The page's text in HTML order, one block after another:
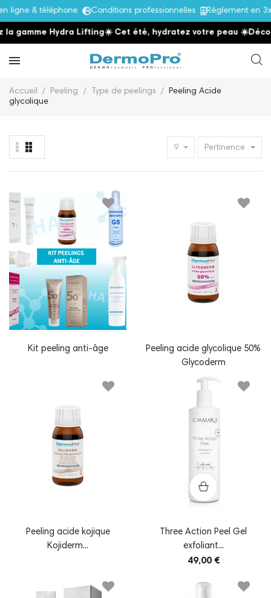
ligne & téléphone Conditions professionnelles Règlement en
gamme Hydra Lifting☀️ Cet été, hydratez votre peau ☀️
Accueil Peeling Type de peelings
Peeling Acide
glycolique
9 Pertinence
Kit peeling anti-âge
Peeling acide glycolique 50%
Glycoderm
Peeling acide kojique
Kojiderm...
Three Action Peel Gel
exfoliant...
49,00 €